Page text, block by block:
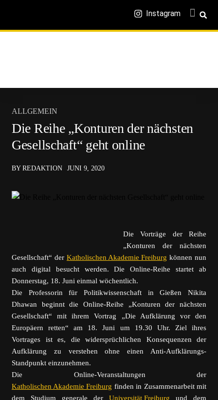
Instagram
ALLGEMEIN
Die Reihe „Konturen der nächsten
Gesellschaft“ geht online
BY REDAKTION JUNI 9, 2020
Die Vorträge der Reihe
„Konturen der nächsten
Gesellschaft“ der Katholischen Akademie Freiburg können nun
auch digital besucht werden. Die Online-Reihe startet ab
Donnerstag, 18. Juni einmal wöchentlich.
Die Professorin für Politikwissenschaft in Gießen Nikita
Dhawan beginnt die Online-Reihe „Konturen der nächsten
Gesellschaft“ mit ihrem Vortrag „Die Aufklärung vor den
Europäern retten“ am 18. Juni um 19.30 Uhr. Ziel ihres
Vortrages ist es, die widersprüchlichen Konsequenzen der
Aufklärung zu verstehen ohne einen Anti-Aufklärungs-
Standpunkt einzunehmen.
Die Online-Veranstaltungen der
Katholischen Akademie Freiburg finden in Zusammenarbeit mit
dem Studium generale der Universität Freiburg und dem